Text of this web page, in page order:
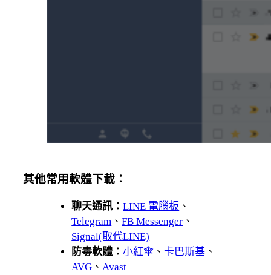
其他常用軟體下載：
聊天通訊：LINE 電腦板 、
Telegram 、FB Messenger 、
Signal(取代LINE)
防毒軟體：小紅傘 、卡巴斯基 、
AVG 、 Avast